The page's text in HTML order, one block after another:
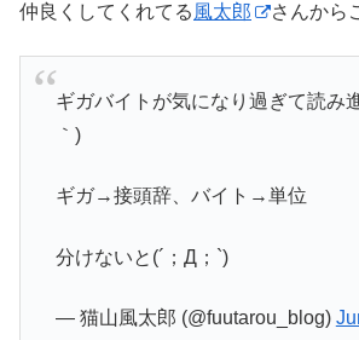
仲良くしてくれてる 風太郎 さんから
ギガバイトが気になり過ぎて読み
｀)
ギガ→接頭辞、バイト→単位
分けないと(´；Д；`)
— 猫山風太郎 (@fuutarou_blog)